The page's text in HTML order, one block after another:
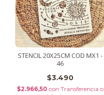
STENCIL 20X25CM COD MX1 -
46
$3.490
$2.966,50 con Transferencia o